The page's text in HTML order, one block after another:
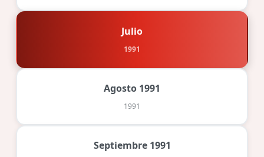
Julio
1991
Agosto 1991
1991
Septiembre 1991